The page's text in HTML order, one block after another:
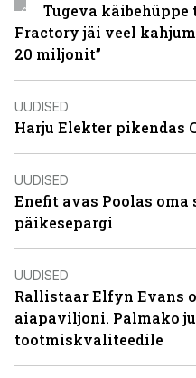
Tugeva
Fractory jäi veel
20 miljonit”
UUDISED
Harju Elekter pikendas
UUDISED
Enefit avas Poolas oma
päikesepargi
UUDISED
Rallistaar Elfyn Evans
aiapaviljoni. Palmako
tootmiskvaliteedile